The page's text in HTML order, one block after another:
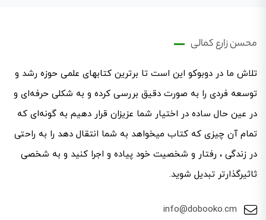
محسن زارع کمالی
تلاش ما در دوبوکو این است تا برترین کتابهای علمی حوزه رشد و
توسعه فردی را به صورت دقیق بررسی کرده و به شکلی حرفه‌ای ‌و
در عین حال ساده در اختیار شما عزیزان قرار دهیم به گونه‌ای که
تمام آن چیزی که کتاب میخواهد به شما انتقال دهد را به راحتی
در زندگی ، رفتار و شخصیت خود پیاده و اجرا کنید و به شخصی
ثاثیرگذارتر تبدیل شوید.
info@dobooko.cm